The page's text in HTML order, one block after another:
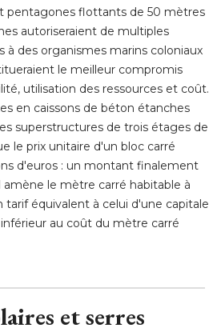
pentagones flottants de 50 mètres
autoriseraient de multiples
à des organismes marins coloniaux
le meilleur compromis
utilisation des ressources et coût.
en caissons de béton étanches
superstructures de trois étages de
le prix unitaire d'un bloc carré
d'euros : un montant finalement
le mètre carré habitable à
tarif équivalent à celui d'une capitale
au coût du mètre carré
et serres